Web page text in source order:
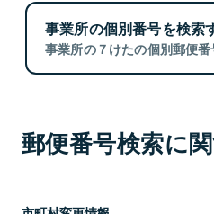
事業所の個別番号を検索
事業所の７けたの個別郵便番
郵便番号検索に